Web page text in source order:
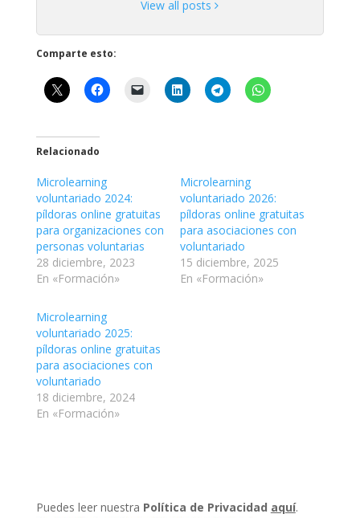
View all posts
Comparte esto:
Relacionado
Microlearning
voluntariado 2024:
píldoras online gratuitas
para organizaciones con
personas voluntarias
28 diciembre, 2023
En «Formación»
Microlearning
voluntariado 2026:
píldoras online gratuitas
para asociaciones con
voluntariado
15 diciembre, 2025
En «Formación»
Microlearning
voluntariado 2025:
píldoras online gratuitas
para asociaciones con
voluntariado
18 diciembre, 2024
En «Formación»
Puedes leer nuestra Política de Privacidad aquí.